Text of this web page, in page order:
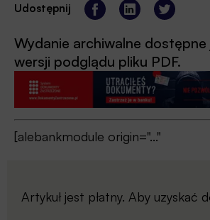
Udostępnij
Wydanie archiwalne dostępne
wersji podglądu pliku PDF.
[alebankmodule origin="..."
Artykuł jest płatny. Aby uzyskać